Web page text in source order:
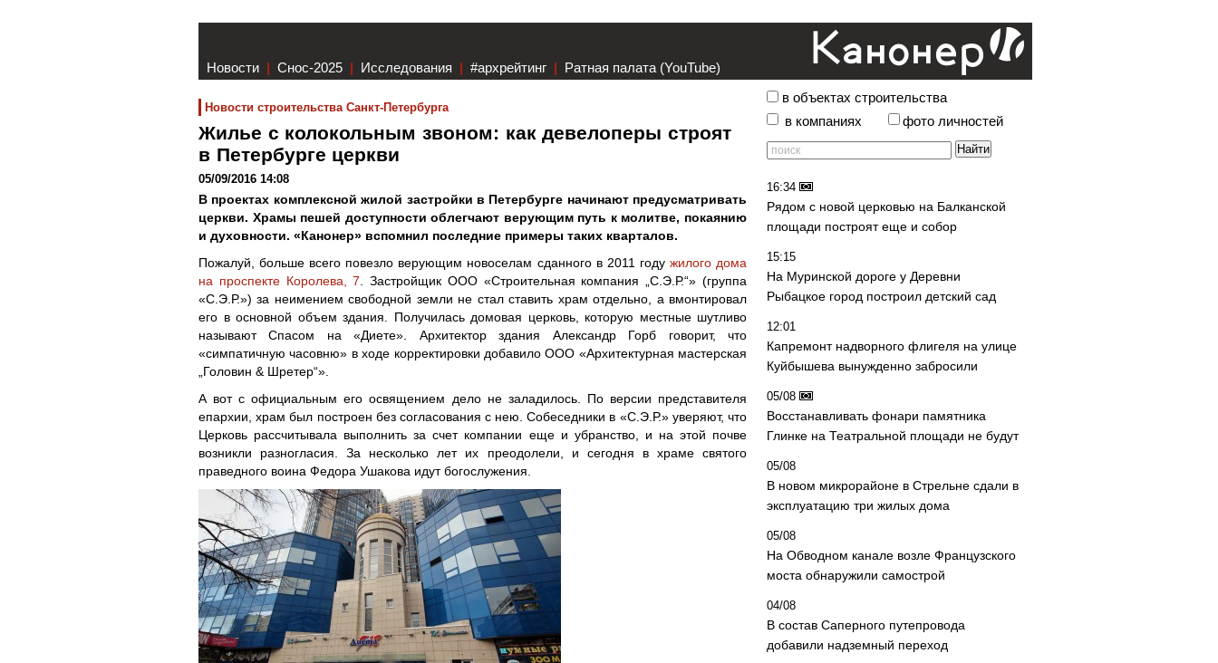
Новости | Снос-2025 | Исследования | #архрейтинг | Ратная палата (YouTube)
Новости строительства Санкт-Петербурга
Жилье с колокольным звоном: как девелоперы строят
в Петербурге церкви
05/09/2016 14:08
В проектах комплексной жилой застройки в Петербурге начинают предусматривать
церкви. Храмы пешей доступности облегчают верующим путь к молитве, покаянию
и духовности. «Канонер» вспомнил последние примеры таких кварталов.
Пожалуй, больше всего повезло верующим новоселам сданного в 2011 году жилого дома
на проспекте Королева, 7 . Застройщик ООО «Строительная компания „С.Э.Р.“» (группа
«С.Э.Р.») за неимением свободной земли не стал ставить храм отдельно, а вмонтировал
его в основной объем здания. Получилась домовая церковь, которую местные шутливо
называют Спасом на «Диете». Архитектор здания Александр Горб говорит, что
«симпатичную часовню» в ходе корректировки добавило ООО «Архитектурная мастерская
„Головин & Шретер“».
А вот с официальным его освящением дело не заладилось. По версии представителя
епархии, храм был построен без согласования с нею. Собеседники в «С.Э.Р.» уверяют, что
Церковь рассчитывала выполнить за счет компании еще и убранство, и на этой почве
возникли разногласия. За несколько лет их преодолели, и сегодня в храме святого
праведного воина Федора Ушакова идут богослужения.
в объектах строительства
в компаниях
фото личностей
16:34
Рядом с новой церковью на Балканской
площади построят еще и собор
15:15
На Муринской дороге у Деревни
Рыбацкое город построил детский сад
12:01
Капремонт надворного флигеля на улице
Куйбышева вынужденно забросили
05/08
Восстанавливать фонари памятника
Глинке на Театральной площади не будут
05/08
В новом микрорайоне в Стрельне сдали в
эксплуатацию три жилых дома
05/08
На Обводном канале возле Французского
моста обнаружили самострой
04/08
В состав Саперного путепровода
добавили надземный переход